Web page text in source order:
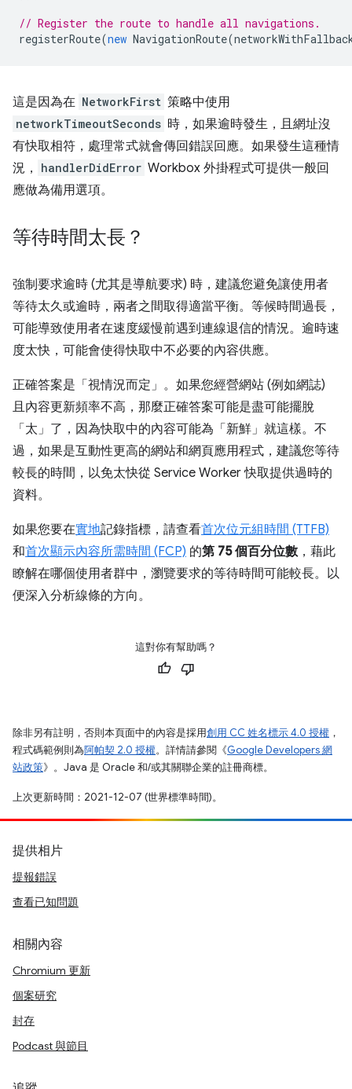
// Register the route to handle all navigations.
registerRoute(new NavigationRoute(
這是因為在 NetworkFirst 策略中使用
networkTimeoutSeconds 時，如果逾時發生，且網址沒
有快取相符，處理常式就會傳回錯誤回應。如果發生這種情
況，
handlerDidError Workbox 外掛程式可提供一般回
應做為備用選項。
等待時間太長？
強制要求逾時 (尤其是導航要求) 時，建議您避免讓使用者
等待太久或逾時，兩者之間取得適當平衡。等候時間過長，
可能導致使用者在速度緩慢前遇到連線退信的情況。逾時速
度太快，可能會使得快取中不必要的內容供應。
正確答案是「視情況而定」。如果您經營網站 (例如網誌)
且內容更新頻率不高，那麼正確答案可能是盡可能擺脫
「太」了 ，因為快取中的內容可能為「新鮮」就這樣。不
過，如果是互動性更高的網站和網頁應用程式，建議您等待
較長的時間，以免太快從 Service Worker 快取提供過時的
資料。
如果您要在實地記錄指標，請查看首次位元組時間 (TTFB)
和首次顯示內容所需時間 (FCP) 的第 75 個百分位數，藉此
瞭解在哪個使用者群中，瀏覽要求的等待時間可能較長。以
便深入分析線條的方向。
這對你有幫助嗎？
除非另有註明，否則本頁面中的內容是採用創用 CC 姓名標示 4.0 授權 ，
程式碼範例則為阿帕契 2.0 授權。詳情請參閱《Google Developers 網
站政策》。Java 是 Oracle 和/或其關聯企業的註冊商標。
上次更新時間：2021-12-07 (世界標準時間)。
提供相片
提報錯誤
查看已知問題
相關內容
Chromium 更新
個案研究
封存
Podcast 與節目